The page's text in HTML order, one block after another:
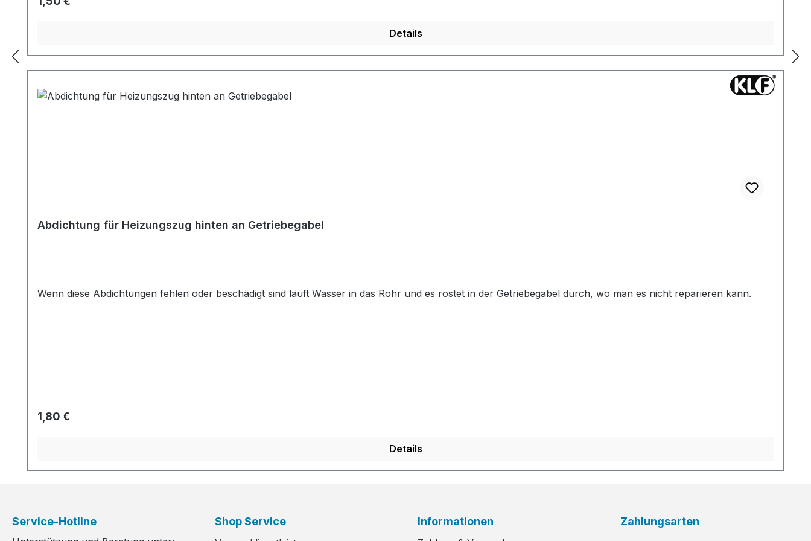
Details
Abdichtung für Heizungszug hinten an Getriebegabel
Wenn diese Abdichtungen fehlen oder beschädigt sind läuft Wasser in das Rohr und es rostet in der Getriebegabel durch, wo man es nicht reparieren kann.
Regulärer Preis:
1,80 €
Details
Service-Hotline Shop Service Informationen Zahlungsarten